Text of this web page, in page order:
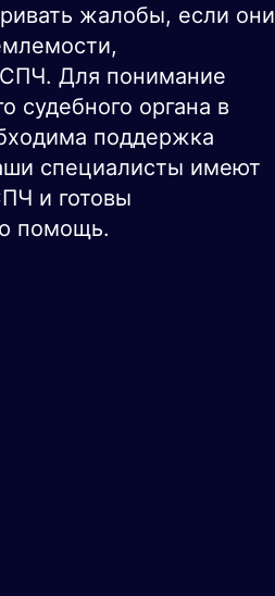
жалобы, если они
Для понимание
судебного органа в
поддержка
специалисты имеют
и готовы
помощь.